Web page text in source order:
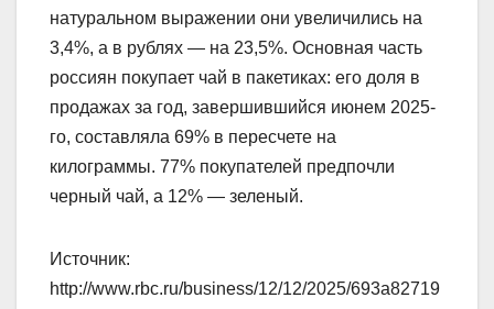
натуральном выражении они увеличились на
3,4%, а в рублях — на 23,5%. Основная часть
россиян покупает чай в пакетиках: его доля в
продажах за год, завершившийся июнем 2025-
го, составляла 69% в пересчете на
килограммы. 77% покупателей предпочли
черный чай, а 12% — зеленый.
Источник:
http://www.rbc.ru/business/12/12/2025/693a82719